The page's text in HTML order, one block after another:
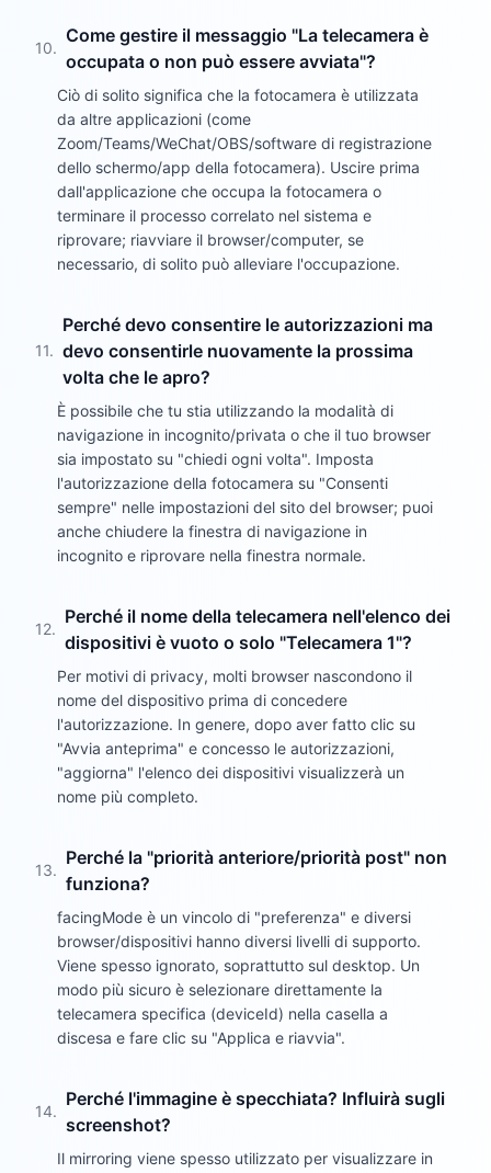
10.
Come gestire il messaggio "La telecamera è
occupata o non può essere avviata"?
Ciò di solito significa che la fotocamera è utilizzata
da altre applicazioni (come
Zoom/Teams/WeChat/OBS/software di registrazione
dello schermo/app della fotocamera). Uscire prima
dall'applicazione che occupa la fotocamera o
terminare il processo correlato nel sistema e
riprovare; riavviare il browser/computer, se
necessario, di solito può alleviare l'occupazione.
11.
Perché devo consentire le autorizzazioni ma
devo consentirle nuovamente la prossima
volta che le apro?
È possibile che tu stia utilizzando la modalità di
navigazione in incognito/privata o che il tuo browser
sia impostato su "chiedi ogni volta". Imposta
l'autorizzazione della fotocamera su "Consenti
sempre" nelle impostazioni del sito del browser; puoi
anche chiudere la finestra di navigazione in
incognito e riprovare nella finestra normale.
12.
Perché il nome della telecamera nell'elenco dei
dispositivi è vuoto o solo "Telecamera 1"?
Per motivi di privacy, molti browser nascondono il
nome del dispositivo prima di concedere
l'autorizzazione. In genere, dopo aver fatto clic su
"Avvia anteprima" e concesso le autorizzazioni,
"aggiorna" l'elenco dei dispositivi visualizzerà un
nome più completo.
13.
Perché la "priorità anteriore/priorità post" non
funziona?
facingMode è un vincolo di "preferenza" e diversi
browser/dispositivi hanno diversi livelli di supporto.
Viene spesso ignorato, soprattutto sul desktop. Un
modo più sicuro è selezionare direttamente la
telecamera specifica (deviceId) nella casella a
discesa e fare clic su "Applica e riavvia".
14.
Perché l'immagine è specchiata? Influirà sugli
screenshot?
Il mirroring viene spesso utilizzato per visualizzare in